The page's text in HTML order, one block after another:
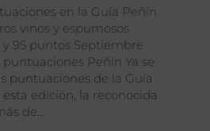
en la Guía Peñín
vinos y espumosos
95 puntos Septiembre
puntuaciones Peñín Ya se
puntuaciones de la Guía
esta edición, la reconocida
de